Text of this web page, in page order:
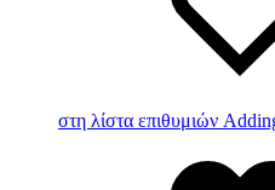
στη λίστα επιθυμιών